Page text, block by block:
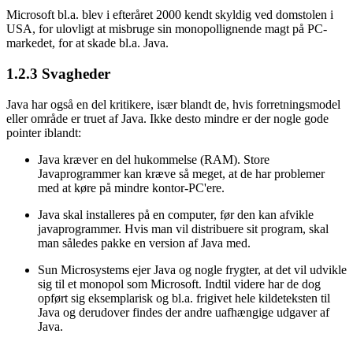
Microsoft bl.a. blev i efteråret 2000 kendt skyldig ved domstolen i
USA, for ulovligt at misbruge sin monopollignende magt på PC-
markedet, for at skade bl.a. Java.
1.2.3 Svagheder
Java har også en del kritikere, især blandt de, hvis forretningsmodel
eller område er truet af Java. Ikke desto mindre er der nogle gode
pointer iblandt:
Java kræver en del hukommelse (RAM). Store
Javaprogrammer kan kræve så meget, at de har problemer
med at køre på mindre kontor-PC'ere.
Java skal installeres på en computer, før den kan afvikle
javaprogrammer. Hvis man vil distribuere sit program, skal
man således pakke en version af Java med.
Sun Microsystems ejer Java og nogle frygter, at det vil udvikle
sig til et monopol som Microsoft. Indtil videre har de dog
opført sig eksemplarisk og bl.a. frigivet hele kildeteksten til
Java og derudover findes der andre uafhængige udgaver af
Java.